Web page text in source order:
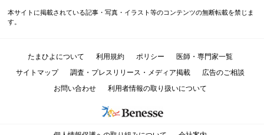
本サイトに掲載されている記事・写真・イラスト等のコンテンツの無断転載を禁じま
す。
たまひよについて 利用規約 ポリシー
医師・専門家一覧
サイトマップ
調査・プレスリリース・メディア掲載
広告のご相談
お問い合わせ
利用者情報の取り扱いについて